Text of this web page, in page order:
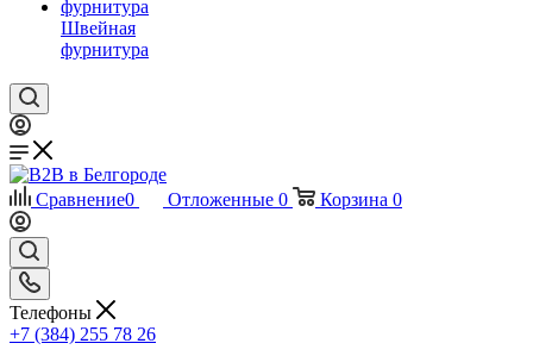
Швейная
фурнитура
Сравнение0 Отложенные 0 Корзина 0
Телефоны
+7 (384) 255 78 26